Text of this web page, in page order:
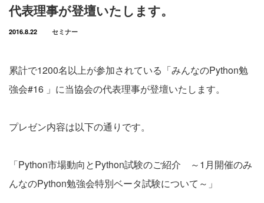
代表理事が登壇いたします。
2016.8.22 セミナー
累計で1200名以上が参加されている「みんなのPython勉
強会#16 」に当協会の代表理事が登壇いたします。
プレゼン内容は以下の通りです。
「Python市場動向とPython試験のご紹介 ～1月開催のみ
んなのPython勉強会特別ベータ試験について～」